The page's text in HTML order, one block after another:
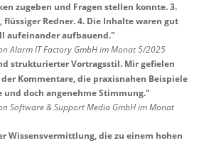
zugeben und Fragen stellen konnte. 3.
flüssiger Redner. 4. Die Inhalte waren gut
aufeinander aufbauend."
Alarm IT Factory GmbH im Monat 5/2025
strukturierter Vortragsstil. Mir gefielen
Kommentare, die praxisnahen Beispiele
und doch angenehme Stimmung."
Software & Support Media GmbH im Monat
Wissensvermittlung, die zu einem hohen